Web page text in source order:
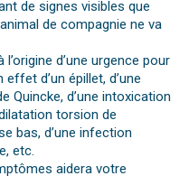
de signes visibles que
de compagnie ne va
d’une urgence pour
d’un épillet, d’une
Quincke, d’une intoxication
torsion de
bas, d’une infection
etc.
aidera votre